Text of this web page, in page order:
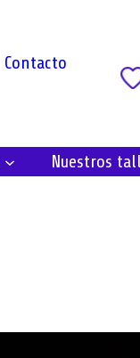
Contacto
Nuestros